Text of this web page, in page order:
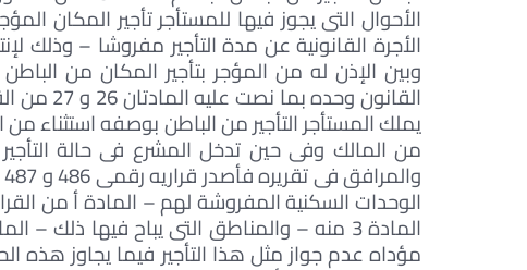
الأجرة القانونية عن مدة التأجير مفروشا – وذلك
وبين الإذن له من المؤجر بتأجير المكان من
القانون
يملك المستأجر التأجير من الباطن بوصفه استثناء
من المالك وفى حين تدخل المشرع فى حالة
مؤداه عدم جواز مثل هذا التأجير فيما يجاوز هذه